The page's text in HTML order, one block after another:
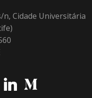
n, Cidade Universitária